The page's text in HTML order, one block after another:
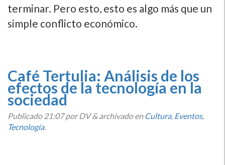
terminar. Pero esto, esto es algo más que un
simple conflicto económico.
Café Tertulia: Análisis de los
efectos de la tecnologí­a en la
sociedad
Publicado21:07por DV&archivado en Cultura, Eventos,
Tecnologí­a.